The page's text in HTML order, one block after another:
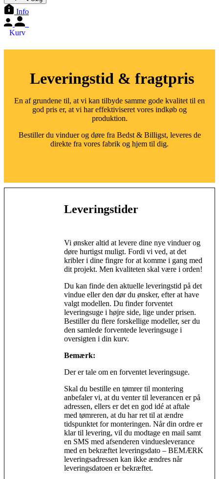
Info
Kurv
Leveringstid & fragtpris
En af grundene til, at vi kan tilbyde samme gode kvalitet til en
god pris er, at vi har effektiviseret vores indkøb og
produktion.
Bestiller du vinduer og døre fra Bedst & Billigst, leveres de
direkte fra vores fabrik og hjem til dig.
Leveringstider
Vi ønsker altid at levere dine nye vinduer og
døre hurtigst muligt. Fordi vi ved, at det
kribler i dine fingre for at komme i gang med
dit projekt. Men kvaliteten skal være i orden!
Du kan finde den aktuelle leveringstid på det
vindue eller den dør du ønsker, efter at have
valgt modellen. Du finder forventet
leveringsuge i højre side, lige under prisen.
Bestiller du flere forskellige modeller, ser du
den samlede forventede leveringsuge i
oversigten i din kurv.
Bemærk:
Der er tale om en forventet leveringsuge.
Skal du bestille en tømrer til montering
anbefaler vi, at du venter til leverancen er på
adressen, ellers er det en god idé at aftale
med tømreren, at du har ret til at ændre
tidspunktet for monteringen. Når din ordre er
klar til levering, vil du modtage en mail samt
en SMS med afsenderen vinduesleverance
med en bekræftet leveringsdato – BEMÆRK
leveringsadressen kan ikke ændres når
leveringsdatoen er bekræftet.